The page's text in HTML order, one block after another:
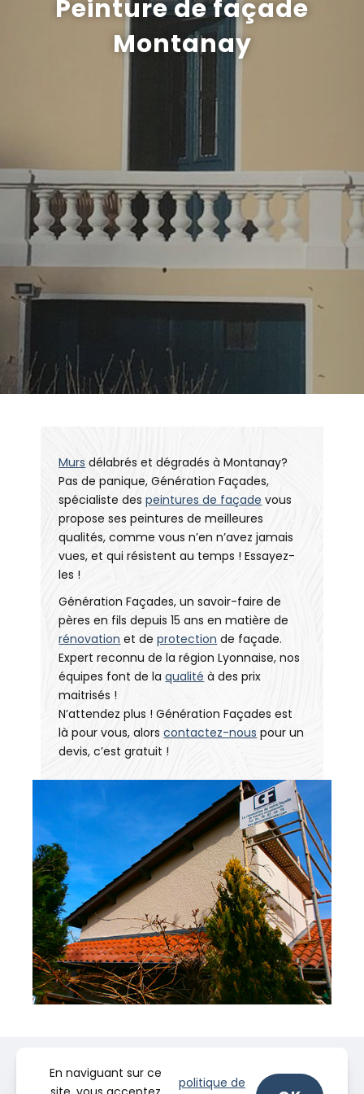
En naviguant sur ce
politique de
Recrutement
Peinture de façade
Montanay
Murs délabrés et dégradés à Montanay?
Pas de panique, Génération Façades,
spécialiste despeintures de façade vous
propose ses peintures de meilleures
qualités, comme vous n’en n’avez jamais
vues, et qui résistent au temps ! Essayez-
les !
Génération Façades, un savoir-faire de
pères en fils depuis 15 ans en matière de
rénovation et deprotection de façade.
Expert reconnu de la région Lyonnaise, nos
équipes font de laqualité à des prix
maitrisés !
N’attendez plus ! Génération Façades est
là pour vous, alorscontactez-nous pour un
devis, c’est gratuit !